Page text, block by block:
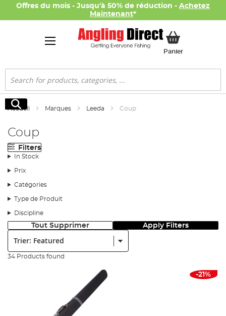
Offres du mois - Jusqu'à 50% de réduction - Achetez
Maintenant*
PanierMon panier
Rechercher
Rechercher
Accueil Marques Leeda Coup
Coup
Filters
In Stock
Prix
Catégories
Type de Produit
Discipline
Tout Supprimer Apply Filters
34 Products found
-21%